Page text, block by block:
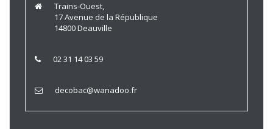
Trains-Ouest,
17 Avenue de la République
14800 Deauville
02 31 14 03 59
decobac@wanadoo.fr